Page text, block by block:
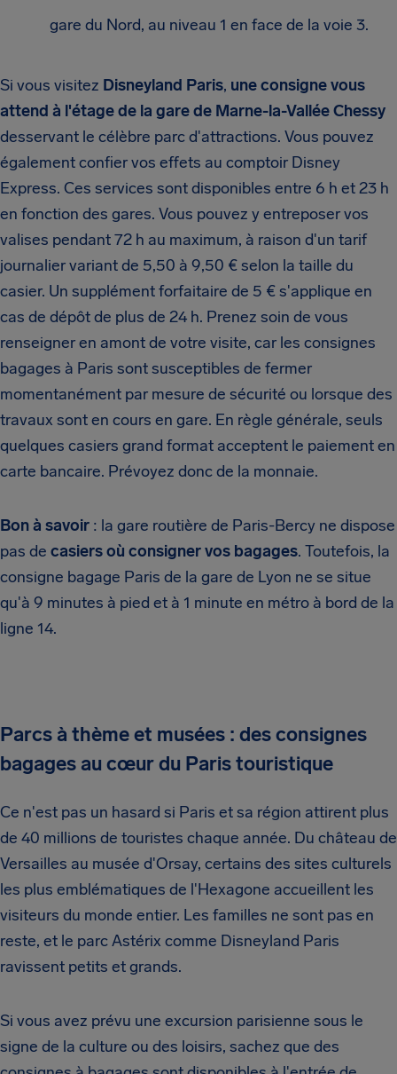
gare du Nord, au niveau 1 en face de la voie 3.
Si vous visitez Disneyland Paris, une consigne vous
attend à l'étage de la gare de Marne-la-Vallée Chessy
desservant le célèbre parc d'attractions. Vous pouvez
également confier vos effets au comptoir Disney
Express. Ces services sont disponibles entre 6 h et 23 h
en fonction des gares. Vous pouvez y entreposer vos
valises pendant 72 h au maximum, à raison d'un tarif
journalier variant de 5,50 à 9,50 € selon la taille du
casier. Un supplément forfaitaire de 5 € s'applique en
cas de dépôt de plus de 24 h. Prenez soin de vous
renseigner en amont de votre visite, car les consignes
bagages à Paris sont susceptibles de fermer
momentanément par mesure de sécurité ou lorsque des
travaux sont en cours en gare. En règle générale, seuls
quelques casiers grand format acceptent le paiement en
carte bancaire. Prévoyez donc de la monnaie.
Bon à savoir : la gare routière de Paris-Bercy ne dispose
pas de casiers où consigner vos bagages. Toutefois, la
consigne bagage Paris de la gare de Lyon ne se situe
qu'à 9 minutes à pied et à 1 minute en métro à bord de la
ligne 14.
Parcs à thème et musées : des consignes
bagages au cœur du Paris touristique
Ce n'est pas un hasard si Paris et sa région attirent plus
de 40 millions de touristes chaque année. Du château de
Versailles au musée d'Orsay, certains des sites culturels
les plus emblématiques de l'Hexagone accueillent les
visiteurs du monde entier. Les familles ne sont pas en
reste, et le parc Astérix comme Disneyland Paris
ravissent petits et grands.
Si vous avez prévu une excursion parisienne sous le
signe de la culture ou des loisirs, sachez que des